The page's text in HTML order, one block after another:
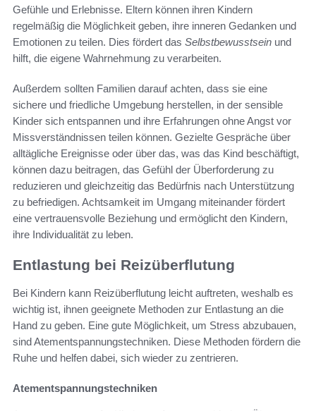
Gefühle und Erlebnisse. Eltern können ihren Kindern
regelmäßig die Möglichkeit geben, ihre inneren Gedanken und
Emotionen zu teilen. Dies fördert das Selbstbewusstsein und
hilft, die eigene Wahrnehmung zu verarbeiten.
Außerdem sollten Familien darauf achten, dass sie eine
sichere und friedliche Umgebung herstellen, in der sensible
Kinder sich entspannen und ihre Erfahrungen ohne Angst vor
Missverständnissen teilen können. Gezielte Gespräche über
alltägliche Ereignisse oder über das, was das Kind beschäftigt,
können dazu beitragen, das Gefühl der Überforderung zu
reduzieren und gleichzeitig das Bedürfnis nach Unterstützung
zu befriedigen. Achtsamkeit im Umgang miteinander fördert
eine vertrauensvolle Beziehung und ermöglicht den Kindern,
ihre Individualität zu leben.
Entlastung bei Reizüberflutung
Bei Kindern kann Reizüberflutung leicht auftreten, weshalb es
wichtig ist, ihnen geeignete Methoden zur Entlastung an die
Hand zu geben. Eine gute Möglichkeit, um Stress abzubauen,
sind Atementspannungstechniken. Diese Methoden fördern die
Ruhe und helfen dabei, sich wieder zu zentrieren.
Atementspannungstechniken